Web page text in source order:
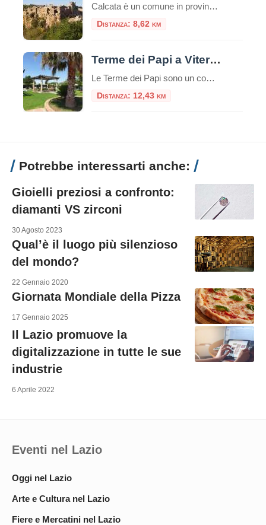
Calcata è un comune in provincia di Viterbo, e dista dal capoluogo circa 45 km. A pochi chilometri da Roma, la cittadina di Calcata, arroccata sopra una montagna di tufo, domina la verde valle del fiume Treja. Nel paese di Calcata è stata girata la scena della distruzione del paesello nel film Amici miei del […]
Distanza: 8,62 km
Terme dei Papi a Viterbo
Le Terme dei Papi sono un complesso termale situato nella città di Viterbo, nel Lazio.Queste terme sono conosciute per la loro storia antica e la reputazione di offrire benefici per la salute e il benessere. Storia e Origine delle Terme dei Papi Le Terme dei Papi hanno una lunga storia che risale all’epoca romana.Il nome […]
Distanza: 12,43 km
Potrebbe interessarti anche:
Gioielli preziosi a confronto:
diamanti VS zirconi
30 Agosto 2023
Qual’è il luogo più silenzioso
del mondo?
22 Gennaio 2020
Giornata Mondiale della Pizza
17 Gennaio 2025
Il Lazio promuove la
digitalizzazione in tutte le sue
industrie
6 Aprile 2022
Eventi nel Lazio
Oggi nel Lazio
Arte e Cultura nel Lazio
Fiere e Mercatini nel Lazio